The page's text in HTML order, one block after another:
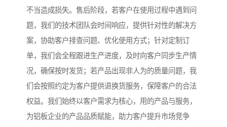
不当造成损失。售后阶段，若客户在使用过程中遇到问
题，我们的技术团队会时间响应，提供针对性的解决方
案，协助客户排查问题、优化使用方式；针对定制订
单，我们会全程跟进生产进度，及时向客户同步生产情
况，确保按时发货；若产品出现非人为的质量问题，我
们会按照约定为客户提供退换货服务，保障客户的合法
权益。我们始终以客户需求为核心，用的产品与服务，
为铝板企业的产品品质赋能，助力客户提升市场竞争